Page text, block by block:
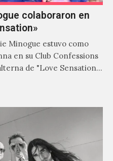
colaboraron en
Minogue estuvo como
en su Club Confessions
de "Love Sensation",